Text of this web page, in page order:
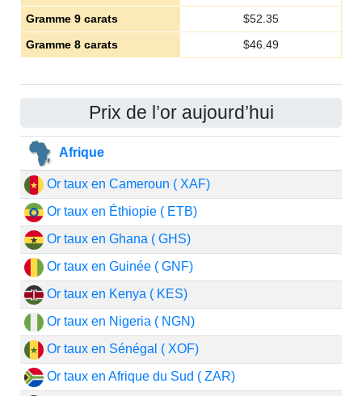
Gramme 9 carats
$52.35
Gramme 8 carats
$46.49
Prix de l’or aujourd’hui
Afrique
Or taux en Cameroun ( XAF)
Or taux en Éthiopie ( ETB)
Or taux en Ghana ( GHS)
Or taux en Guinée ( GNF)
Or taux en Kenya ( KES)
Or taux en Nigeria ( NGN)
Or taux en Sénégal ( XOF)
Or taux en Afrique du Sud ( ZAR)